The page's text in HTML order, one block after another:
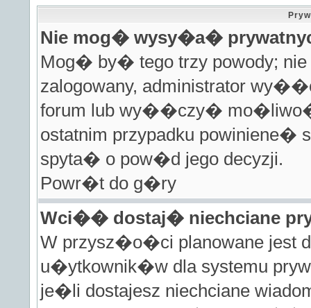
Nie mog� wysy�a�
Mog� by� tego trzy powody;
zalogowany, administrator
forum lub wy��czy�
ostatnim przypadku
spyta� o pow�d jego decyzji.
Powr�t do g�ry
Wci�� dostaj� niechciane
W przysz�o�ci planowane jest
u�ytkownik�w dla systemu
je�li dostajesz niechciane